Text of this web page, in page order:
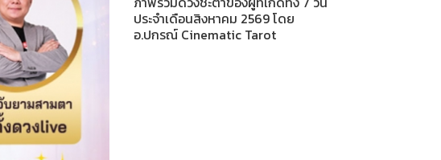
ประจำเดือนสิงหาคม 2569 โดย
อ.ปกรณ์ Cinematic Tarot